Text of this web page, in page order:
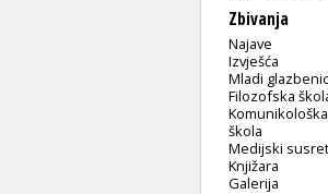
Zbivanja
Najave
Izvješća
Mladi
Filozofska
Komunikološka
škola
Medijski
Knjižara
Galerija